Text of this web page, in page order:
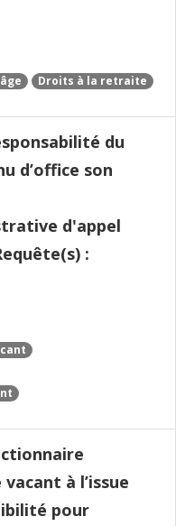
Droits à la retraite
du
d’office son
d'appel
:
à l’issue
pour